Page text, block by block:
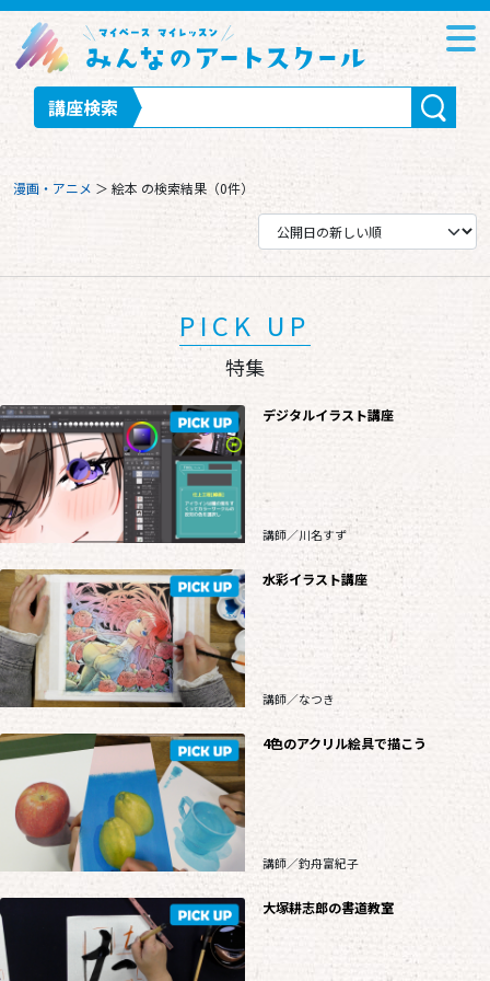
講座検索
漫画・アニメ ＞ 絵本 の検索結果（0件）
PICK UP
特集
デジタルイラスト講座
講師／川名すず
水彩イラスト講座
講師／なつき
4色のアクリル絵具で描こう
講師／釣舟富紀子
大塚耕志郎の書道教室